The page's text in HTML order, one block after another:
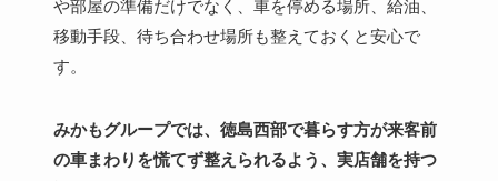
や部屋の準備だけでなく、車を停める場所、給油、
移動手段、待ち合わせ場所も整えておくと安心で
す。
みかもグループでは、徳島西部で暮らす方が来客前
の車まわりを慌てず整えられるよう、実店舗を持つ